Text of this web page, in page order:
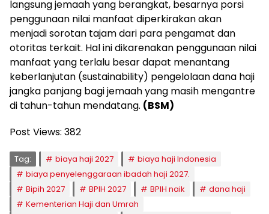
langsung jemaah yang berangkat, besarnya porsi
penggunaan nilai manfaat diperkirakan akan
menjadi sorotan tajam dari para pengamat dan
otoritas terkait. Hal ini dikarenakan penggunaan nilai
manfaat yang terlalu besar dapat menantang
keberlanjutan (sustainability) pengelolaan dana haji
jangka panjang bagi jemaah yang masih mengantre
di tahun-tahun mendatang. (BSM)
Post Views: 382
Tag: biaya haji 2027
biaya haji Indonesia
biaya penyelenggaraan ibadah haji 2027.
Bipih 2027
BPIH 2027 BPIH naik
dana haji
Kementerian Haji dan Umrah